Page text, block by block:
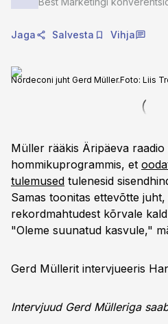
Jaga Salvesta Vihja
Nordeconi juht Gerd Müller.Foto: Liis
Müller rääkis Äripäeva raadio
hommikuprogrammis, et
tulemused tulenesid
Samas toonitas ettevõtte
rekordmahtudest kõrvale
"Oleme suunatud kasvule,"
Gerd Müllerit intervjueeris
Intervjuud Gerd Mülleriga